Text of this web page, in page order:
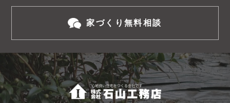
家づくり無料相談